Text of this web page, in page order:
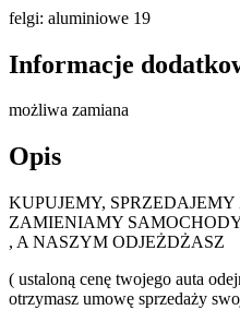
felgi: aluminiowe 19
Informacje
możliwa zamiana
Opis
KUPUJEMY,
ZAMIENIAMY
, A NASZYM ODJEŻDŻASZ
( ustaloną cenę twojego auta
otrzymasz umowę sprzedaży